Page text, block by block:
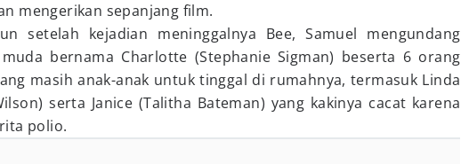
mengerikan sepanjang film.
setelah kejadian meninggalnya Bee, Samuel mengundang
bernama Charlotte (Stephanie Sigman) beserta 6 orang
masih anak-anak untuk tinggal di rumahnya, termasuk Linda
serta Janice (Talitha Bateman) yang kakinya cacat karena
polio.